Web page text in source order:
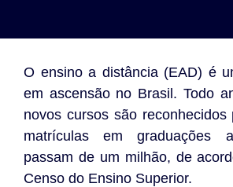
O ensino a distância (EAD) é
em ascensão no Brasil. Todo
novos cursos são
matrículas em graduações
passam de um milhão, de
Censo do Ensino Superior.